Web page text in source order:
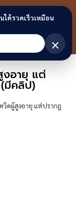
น
อายุ แต่
มีคลิป)
ดผู้สูงอายุ แต่ปรากฎ
ได้รวดเร็วเหมือน
×